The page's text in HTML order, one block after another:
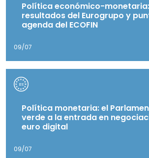
Política económico-
resultados del Eurogrupo y
agenda del ECOFIN
09/07
Política monetaria: el
verde a la entrada en
euro digital
09/07